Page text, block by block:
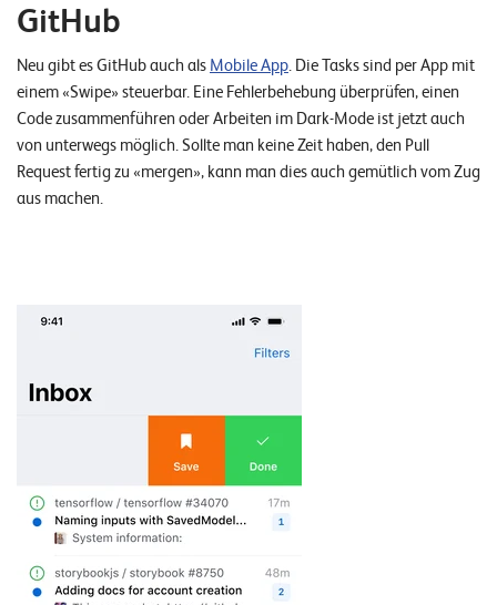
GitHub
Neu gibt es GitHub auch als Mobile App. Die Tasks sind per App mit
einem «Swipe» steuerbar. Eine Fehlerbehebung überprüfen, einen
Code zusammenführen oder Arbeiten im Dark-Mode ist jetzt auch
von unterwegs möglich. Sollte man keine Zeit haben, den Pull
Request fertig zu «mergen», kann man dies auch gemütlich vom Zug
aus machen.